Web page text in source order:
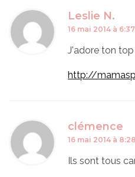
Leslie N.
16 mai 2014 à
J'adore ton top
http://
clémence
16 mai 2014 à
Ils sont tous